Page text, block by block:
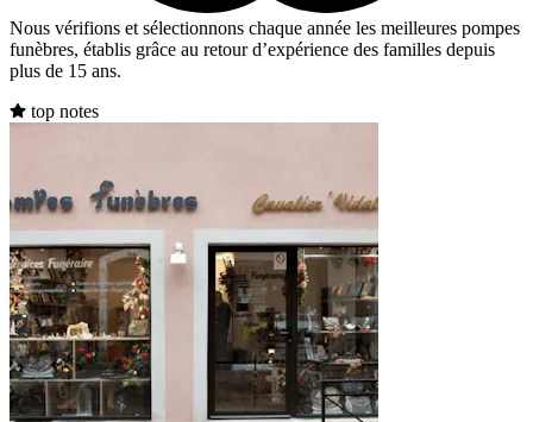
Nous vérifions et sélectionnons chaque année les meilleures pompes
funèbres, établis grâce au retour d’expérience des familles depuis
plus de 15 ans.
top notes